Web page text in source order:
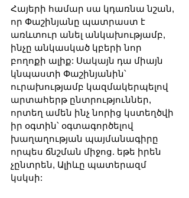
Հայերի համար սա կդառնա նշան,
որ Փաշինյանը պատրաստ է
առևտուր անել անկախությամբ,
ինչը անկասկած կբերի նոր
բողոքի ալիք: Սակայն դա միայն
կնպաստի Փաշինյանին՝
ուրախությամբ կազմակերպելով
արտահերթ ընտրություններ,
որտեղ ամեն ինչ նորից կստեղծվի
իր օգտին՝ օգտագործելով
խաղաղության պայմանագիրը
որպես ճնշման միջոց. եթե իրեն
չընտրեն, Ալիևը պատերազմ
կսկսի: